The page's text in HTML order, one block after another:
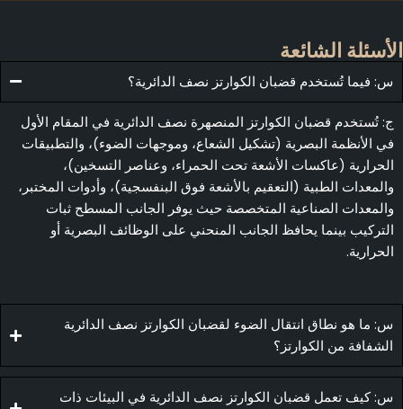
الشائعة
س: فيما تُستخدم قضبان الكوارتز نصف الدائرية؟
تُستخدم قضبان الكوارتز المنصهرة نصف الدائرية في المقام الأول
الأنظمة البصرية (تشكيل الشعاع، وموجهات الضوء)، والتطبيقات
(عاكسات الأشعة تحت الحمراء، وعناصر التسخين)،
الطبية (التعقيم بالأشعة فوق البنفسجية)، وأدوات المختبر،
الصناعية المتخصصة حيث يوفر الجانب المسطح ثبات
بينما يحافظ الجانب المنحني على الوظائف البصرية أو
س: ما هو نطاق انتقال الضوء لقضبان الكوارتز نصف الدائرية
الشفافة من الكوارتز؟
س: كيف تعمل قضبان الكوارتز نصف الدائرية في البيئات ذات